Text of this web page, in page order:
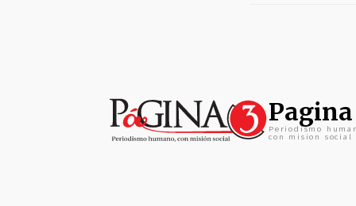
Periodismo
con mision social